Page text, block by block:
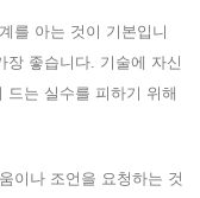
를 아는 것이 기본입니
장 좋습니다. 기술에 자신
드는 실수를 피하기 위해
이나 조언을 요청하는 것